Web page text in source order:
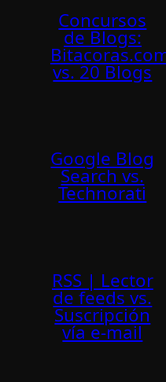
Concursos
de Blogs:
vs. 20 Blogs
Google Blog
Search vs.
Technorati
RSS | Lector
de feeds vs.
Suscripción
ví­a e-mail